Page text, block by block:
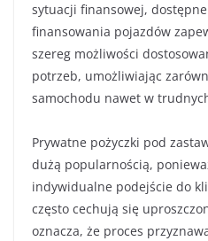
sytuacji finansowej,
finansowania pojazdów
szereg możliwości
potrzeb, umożliwiając
samochodu nawet w
Prywatne pożyczki pod
dużą popularnością,
indywidualne podejście do
często cechują się
oznacza, że proces